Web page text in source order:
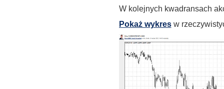
W kolejnych kwadransach
Pokaż wykresw